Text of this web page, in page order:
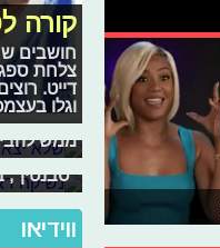
קורה
חושבים
צלחת
דייט.
וגלו
שלא
ככתבות
ממש
נשיקה
תארו לכם
תהיה מול
ווידיאו